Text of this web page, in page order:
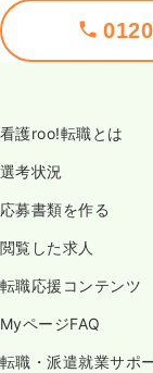
看護roo!転職とは
選考状況
応募書類を作る
閲覧した求人
転職応援コンテンツ
MyページFAQ
転職・派遣就業サポ